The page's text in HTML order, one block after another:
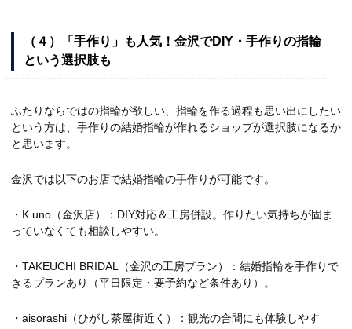
（４）「手作り」も人気！金沢でDIY・手作りの指輪
という選択肢も
ふたりならではの指輪が欲しい、指輪を作る過程も思い出にしたい
という方は、手作りの結婚指輪が作れるショップが選択肢になるか
と思います。
金沢では以下のお店で結婚指輪の手作りが可能です。
・K.uno（金沢店）：DIY対応＆工房併設。作りたい気持ちが固ま
っていなくても相談しやすい。
・TAKEUCHI BRIDAL（金沢の工房プラン）：結婚指輪を手作りで
きるプランあり（平日限定・要予約など条件あり）。
・aisorashi（ひがし茶屋街近く）：観光の合間にも体験しやす